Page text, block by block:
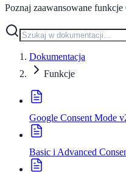
Poznaj zaawansowane
Dokumentacja
Funkcje
Google Consent Mode
Basic i Advanced